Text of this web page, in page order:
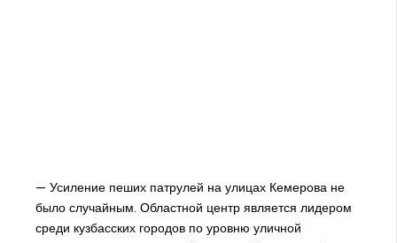
— Усиление пеших патрулей на улицах Кемерова не
было случайным. Областной центр является лидером
среди кузбасских городов по уровню уличной